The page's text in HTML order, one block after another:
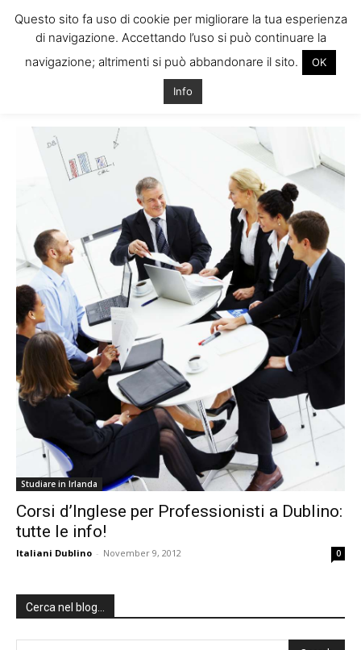
Tag: corsi inglese per italiani dublino
Studiare in Irlanda
Corsi d’Inglese per Professionisti a Dublino:
tutte le info!
Italiani Dublino - November 9, 2012 0
Cerca nel blog…
Questo sito fa uso di cookie per migliorare la tua esperienza
di navigazione. Accettando l’uso si può continuare la
navigazione; altrimenti si può abbandonare il sito.
OK
Info